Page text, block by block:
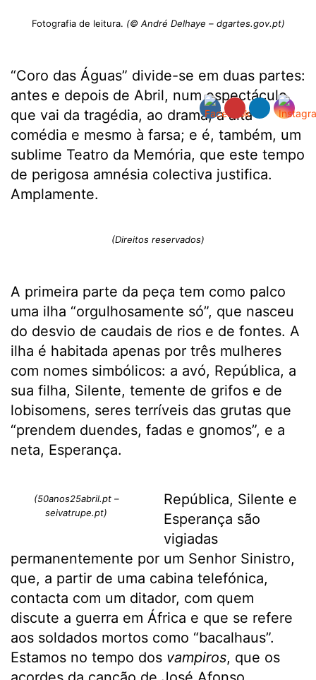
Fotografia de leitura. (© André Delhaye – dgartes.gov.pt)
“Coro das Águas” divide-se em duas partes:
antes e depois de Abril, num espectáculo
que vai da tragédia, ao drama, à alta
comédia e mesmo à farsa; e é, também, um
sublime Teatro da Memória, que este tempo
de perigosa amnésia colectiva justifica.
Amplamente.
(Direitos reservados)
A primeira parte da peça tem como palco
uma ilha “orgulhosamente só”, que nasceu
do desvio de caudais de rios e de fontes. A
ilha é habitada apenas por três mulheres
com nomes simbólicos: a avó, República, a
sua filha, Silente, temente de grifos e de
lobisomens, seres terríveis das grutas que
“prendem duendes, fadas e gnomos”, e a
neta, Esperança.
(50anos25abril.pt –
seivatrupe.pt)
República, Silente e
Esperança são
vigiadas
permanentemente por um Senhor Sinistro,
que, a partir de uma cabina telefónica,
contacta com um ditador, com quem
discute a guerra em África e que se refere
aos soldados mortos como “bacalhaus”.
Estamos no tempo dos vampiros, que os